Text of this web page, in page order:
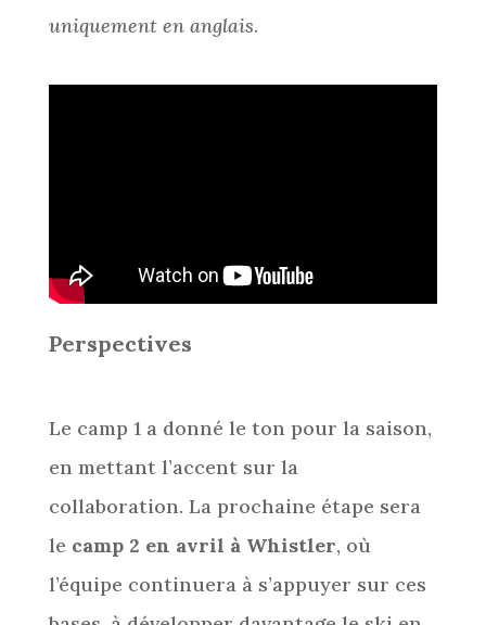
uniquement en anglais.
Perspectives
Le camp 1 a donné le ton pour la saison,
en mettant l’accent sur la
collaboration. La prochaine étape sera
le camp 2 en avril à Whistler, où
l’équipe continuera à s’appuyer sur ces